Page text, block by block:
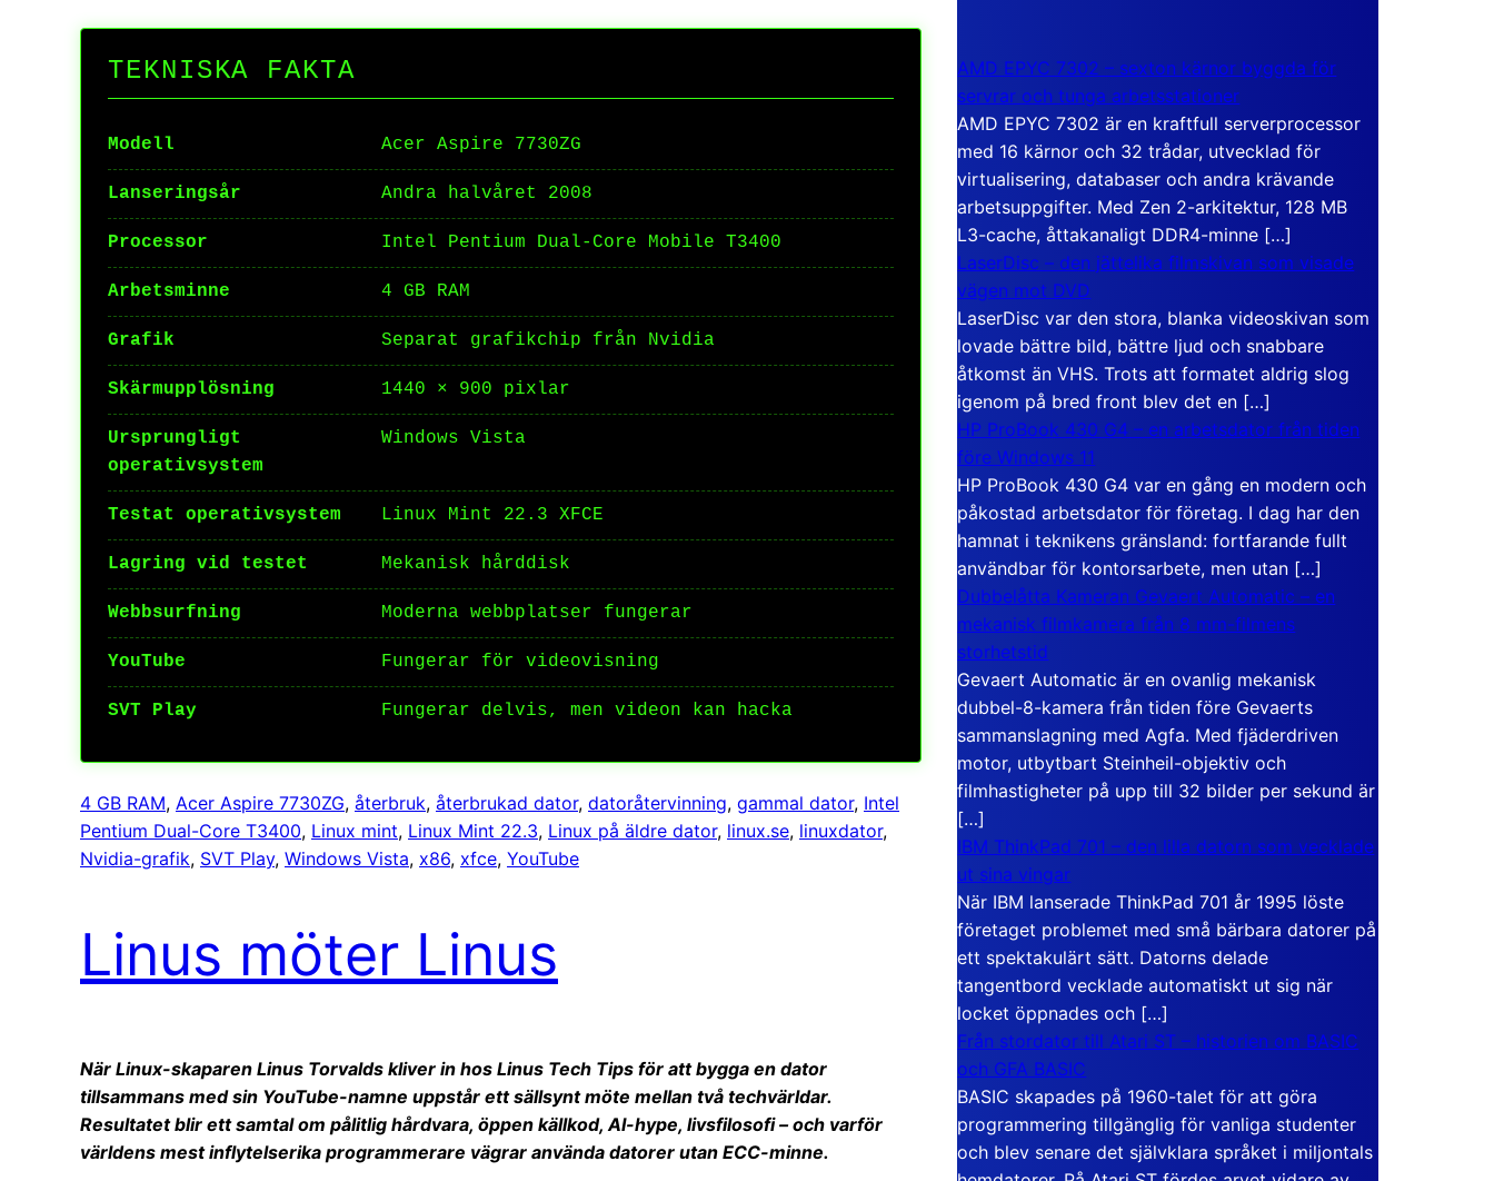
TEKNISKA FAKTA
Modell Acer Aspire 7730ZG
Lanseringsår Andra halvåret 2008
Processor Intel Pentium Dual-Core Mobile T3400
Arbetsminne 4 GB RAM
Grafik Separat grafikchip från Nvidia
Skärmupplösning 1440 × 900 pixlar
Ursprungligt
operativsystem
Windows Vista
Testat operativsystem Linux Mint 22.3 XFCE
Lagring vid testet Mekanisk hårddisk
Webbsurfning Moderna webbplatser fungerar
YouTube Fungerar för videovisning
SVT Play Fungerar delvis, men videon kan hacka
4 GB RAM, Acer Aspire 7730ZG, återbruk, återbrukad dator, datoråtervinning, gammal dator, Intel
Pentium Dual-Core T3400, Linux mint, Linux Mint 22.3, Linux på äldre dator, linux.se, linuxdator
Nvidia-grafik, SVT Play, Windows Vista, x86, xfce, YouTube
Linus möter Linus
När Linux-skaparen Linus Torvalds kliver in hos Linus Tech Tips för att bygga en dator
tillsammans med sin YouTube-namne uppstår ett sällsynt möte mellan två techvärldar.
Resultatet blir ett samtal om pålitlig hårdvara, öppen källkod, AI-hype, livsfilosofi – och varför
världens mest inflytelserika programmerare vägrar använda datorer utan ECC-minne.
AMD EPYC 7302 – sexton kärnor byggda för
servrar och tunga arbetsstationer
AMD EPYC 7302 är en kraftfull serverprocessor
med 16 kärnor och 32 trådar, utvecklad för
virtualisering, databaser och andra krävande
arbetsuppgifter. Med Zen 2-arkitektur, 128 MB
L3-cache, åttakanaligt DDR4-minne […]
LaserDisc – den jättelika filmskivan som visade
vägen mot DVD
LaserDisc var den stora, blanka videoskivan som
lovade bättre bild, bättre ljud och snabbare
åtkomst än VHS. Trots att formatet aldrig slog
igenom på bred front blev det en […]
HP ProBook 430 G4 – en arbetsdator från tiden
före Windows 11
HP ProBook 430 G4 var en gång en modern och
påkostad arbetsdator för företag. I dag har den
hamnat i teknikens gränsland: fortfarande fullt
användbar för kontorsarbete, men utan […]
Dubbelåtta Kameran Gevaert Automatic – en
mekanisk filmkamera från 8 mm-filmens
storhetstid
Gevaert Automatic är en ovanlig mekanisk
dubbel-8-kamera från tiden före Gevaerts
sammanslagning med Agfa. Med fjäderdriven
motor, utbytbart Steinheil-objektiv och
filmhastigheter på upp till 32 bilder per sekund är
[…]
IBM ThinkPad 701 – den lilla datorn som vecklade
ut sina vingar
När IBM lanserade ThinkPad 701 år 1995 löste
företaget problemet med små bärbara datorer på
ett spektakulärt sätt. Datorns delade
tangentbord vecklade automatiskt ut sig när
locket öppnades och […]
Från stordator till Atari ST – historien om BASIC
och GFA BASIC
BASIC skapades på 1960-talet för att göra
programmering tillgänglig för vanliga studenter
och blev senare det självklara språket i miljontals